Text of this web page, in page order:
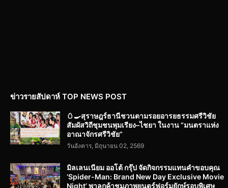
ข่าวรายสัปดาห์ TOP NEWS POST
🥚🍳สุราษฎร์ธานีชวนตามรอยอารยธรรมศรีวิชัย
สัมผัสวิถีชุมชนพุมเรียง–ไชยา ในงาน “มนตราแห่ง
อาณาจักรศรีวิชัย”
วันอังคาร, มิถุนายน 02, 2569
มิลเลนเนียม ออโต้ กรุ๊ป จัดกิจกรรมแทนคำขอบคุณ
‘Spider-Man: Brand New Day Exclusive Movie
Night’ พาลูกค้าชมภาพยนตร์ฟอร์มยักษ์รอบพิเศษ